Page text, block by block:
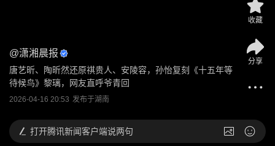
@潇湘晨报
唐艺昕、陶昕然还原祺贵人、安陵容，孙怡复刻《十五年等
待候鸟》黎璃，网友直呼爷青回
2026-04-16 20:53 发布于湖南
收藏
分享
打开腾讯新闻客户端说两句